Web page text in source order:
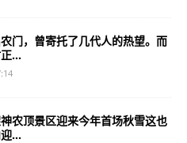
门，曾寄托了几代人的热望。而
...
农顶景区迎来今年首场秋雪这也
...